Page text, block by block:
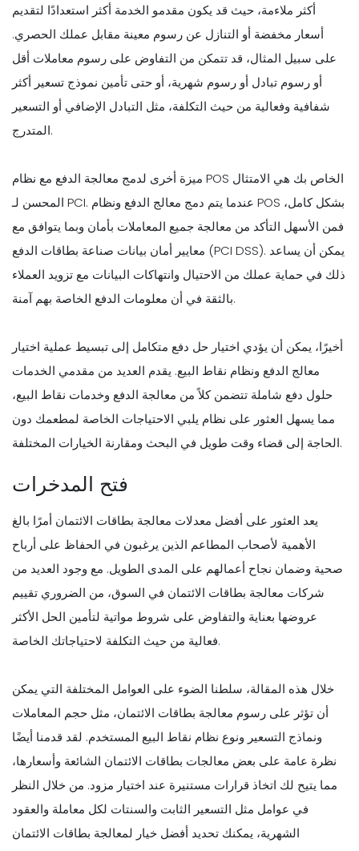
أكثر ملاءمة، حيث قد يكون مقدمو الخدمة أكثر استعدادًا لتقديم
أسعار مخفضة أو التنازل عن رسوم معينة مقابل عملك الحصري.
على سبيل المثال، قد تتمكن من التفاوض على رسوم معاملات أقل
أو رسوم تبادل أو رسوم شهرية، أو حتى تأمين نموذج تسعير أكثر
شفافية وفعالية من حيث التكلفة، مثل التبادل الإضافي أو التسعير
المتدرج.
ميزة أخرى لدمج معالجة الدفع مع نظام POS الخاص بك هي الامتثال
المحسن لـ PCI. عندما يتم دمج معالج الدفع ونظام POS بشكل كامل،
فمن الأسهل التأكد من معالجة جميع المعاملات بأمان وبما يتوافق مع
معايير أمان بيانات صناعة بطاقات الدفع (PCI DSS). يمكن أن يساعد
ذلك في حماية عملك من الاحتيال وانتهاكات البيانات مع تزويد العملاء
بالثقة في أن معلومات الدفع الخاصة بهم آمنة.
أخيرًا، يمكن أن يؤدي اختيار حل دفع متكامل إلى تبسيط عملية اختيار
معالج الدفع ونظام نقاط البيع. يقدم العديد من مقدمي الخدمات
حلول دفع شاملة تتضمن كلاً من معالجة الدفع وخدمات نقاط البيع،
مما يسهل العثور على نظام يلبي الاحتياجات الخاصة لمطعمك دون
الحاجة إلى قضاء وقت طويل في البحث ومقارنة الخيارات المختلفة.
فتح المدخرات
يعد العثور على أفضل معدلات معالجة بطاقات الائتمان أمرًا بالغ
الأهمية لأصحاب المطاعم الذين يرغبون في الحفاظ على أرباح
صحية وضمان نجاح أعمالهم على المدى الطويل. مع وجود العديد من
شركات معالجة بطاقات الائتمان في السوق، من الضروري تقييم
عروضها بعناية والتفاوض على شروط مواتية لتأمين الحل الأكثر
فعالية من حيث التكلفة لاحتياجاتك الخاصة.
خلال هذه المقالة، سلطنا الضوء على العوامل المختلفة التي يمكن
أن تؤثر على رسوم معالجة بطاقات الائتمان، مثل حجم المعاملات
ونماذج التسعير ونوع نظام نقاط البيع المستخدم. لقد قدمنا أيضًا
نظرة عامة على بعض معالجات بطاقات الائتمان الشائعة وأسعارها،
مما يتيح لك اتخاذ قرارات مستنيرة عند اختيار مزود. من خلال النظر
في عوامل مثل التسعير الثابت والسنتات لكل معاملة والعقود
الشهرية، يمكنك تحديد أفضل خيار لمعالجة بطاقات الائتمان